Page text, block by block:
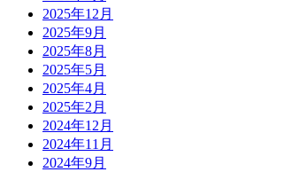
2025年12月
2025年9月
2025年8月
2025年5月
2025年4月
2025年2月
2024年12月
2024年11月
2024年9月